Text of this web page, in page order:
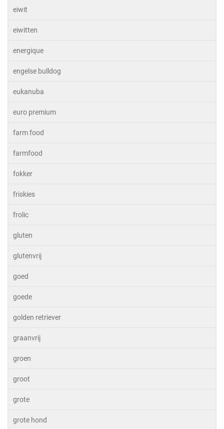
eiwit
eiwitten
energique
engelse bulldog
eukanuba
euro premium
farm food
farmfood
fokker
friskies
frolic
gluten
glutenvrij
goed
goede
golden retriever
graanvrij
groen
groot
grote
grote hond